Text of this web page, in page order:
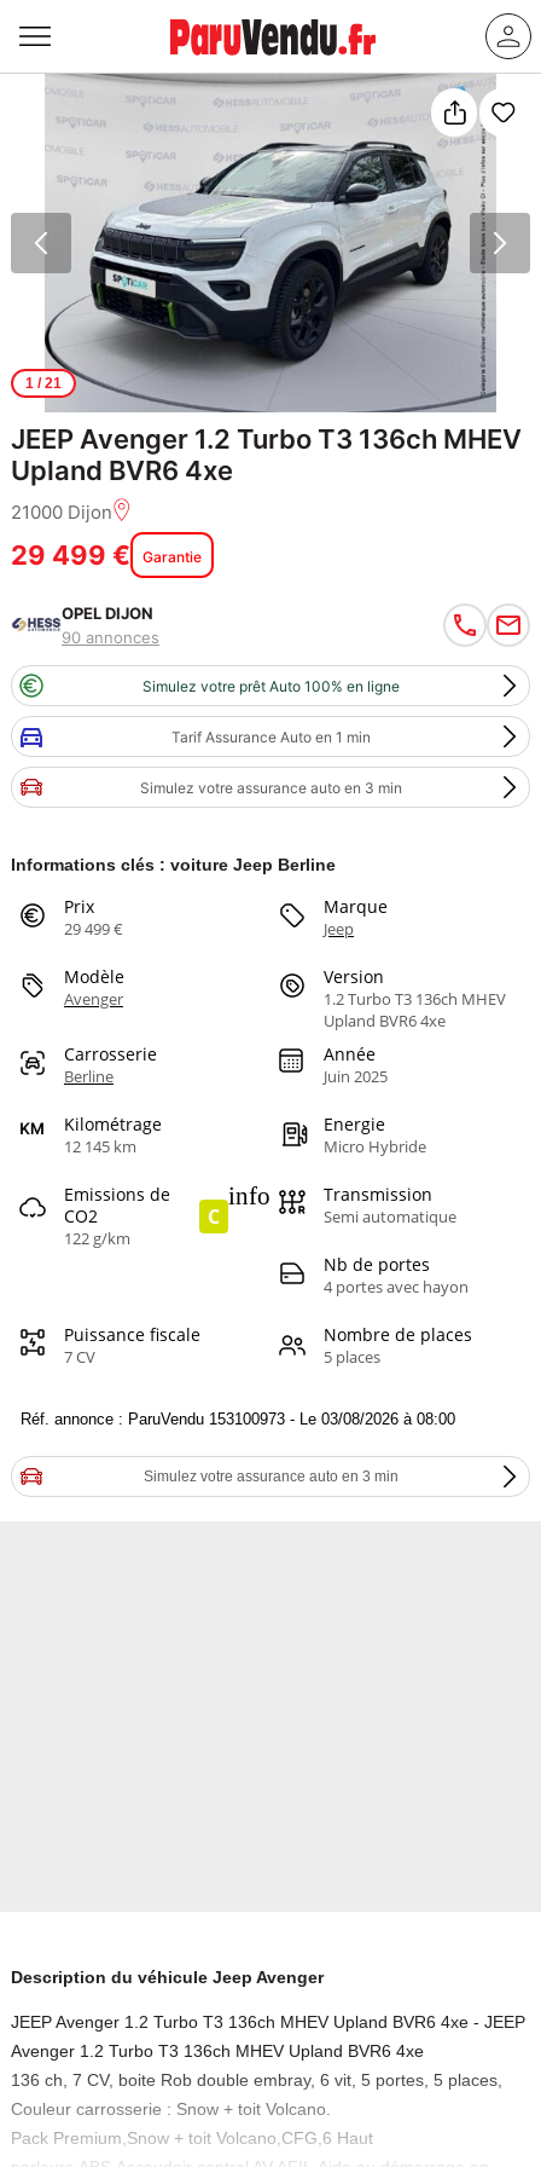
1/ 21
JEEP Avenger 1.2 Turbo T3 136ch MHEV
Upland BVR6 4xe
21000 Dijon
29 499 € Garantie
OPEL DIJON
90 annonces
Simulez votre prêt Auto 100% en ligne
Tarif Assurance Auto en 1 min
Simulez votre assurance auto en 3 min
Informations clés : voiture Jeep Berline
Prix
29 499 €
Marque
Jeep
Modèle
Avenger
Version
1.2 Turbo T3 136ch MHEV
Upland BVR6 4xe
Carrosserie
Berline
Année
Juin 2025
Kilométrage
12 145 km
Energie
Micro Hybride
Emissions de
CO2
122 g/km
C
info Transmission
Semi automatique
Nb de portes
4 portes avec hayon
Puissance fiscale
7 CV
Nombre de places
5 places
Réf. annonce : ParuVendu 153100973 - Le 03/08/2026 à 08:00
Simulez votre assurance auto en 3 min
Description du véhicule Jeep Avenger
JEEP Avenger 1.2 Turbo T3 136ch MHEV Upland BVR6 4xe - JEEP
Avenger 1.2 Turbo T3 136ch MHEV Upland BVR6 4xe
136 ch, 7 CV, boite Rob double embray, 6 vit, 5 portes, 5 places,
Couleur carrosserie : Snow + toit Volcano.
Pack Premium,Snow + toit Volcano,CFG,6 Haut